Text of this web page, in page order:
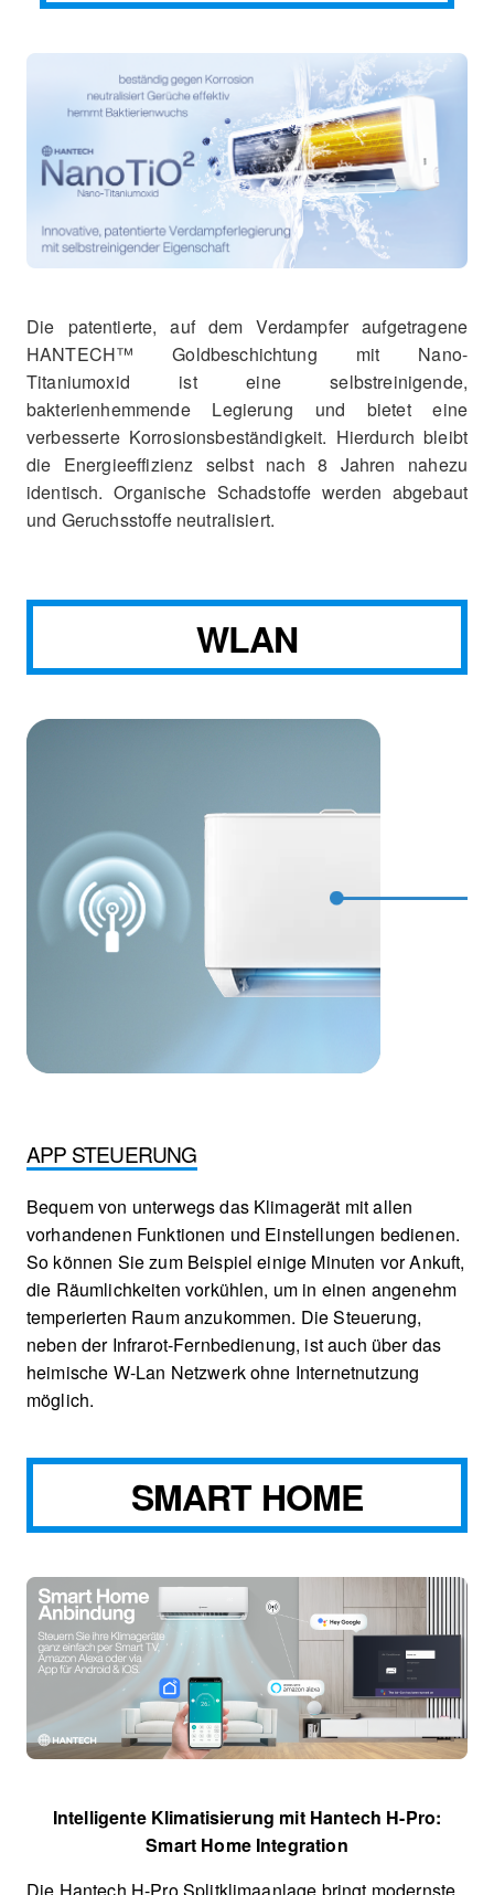
Die patentierte, auf dem Verdampfer aufgetragene
HANTECH™ Goldbeschichtung mit Nano-
Titaniumoxid ist eine selbstreinigende,
bakterienhemmende Legierung und bietet eine
verbesserte Korrosionsbeständigkeit. Hierdurch bleibt
die Energieeffizienz selbst nach 8 Jahren nahezu
identisch. Organische Schadstoffe werden abgebaut
und Geruchsstoffe neutralisiert.
WLAN
APP STEUERUNG
Bequem von unterwegs das Klimagerät mit allen
vorhandenen Funktionen und Einstellungen bedienen.
So können Sie zum Beispiel einige Minuten vor Ankuft,
die Räumlichkeiten vorkühlen, um in einen angenehm
temperierten Raum anzukommen. Die Steuerung,
neben der Infrarot-Fernbedienung, ist auch über das
heimische W-Lan Netzwerk ohne Internetnutzung
möglich.
SMART HOME
Intelligente Klimatisierung mit Hantech H-Pro:
Smart Home Integration